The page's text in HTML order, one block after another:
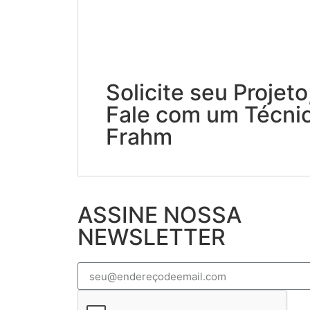
Solicite seu
Fale com um
Frahm
ASSINE NOSSA
NEWSLETTER